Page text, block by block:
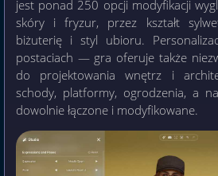
jest ponad 250 opcji modyfikacji
skóry i fryzur, przez kształt
biżuterię i styl ubioru.
postaciach — gra oferuje także
do projektowania wnętrz i
schody, platformy, ogrodzenia, a
dowolnie łączone i modyfikowane.